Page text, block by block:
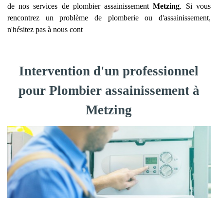
de nos services de plombier assainissementMetzing. Si vous
rencontrez un problème de plomberie ou d'assainissement,
n'hésitez pas à nous cont
Intervention d'un professionnel
pour Plombier assainissement à
Metzing